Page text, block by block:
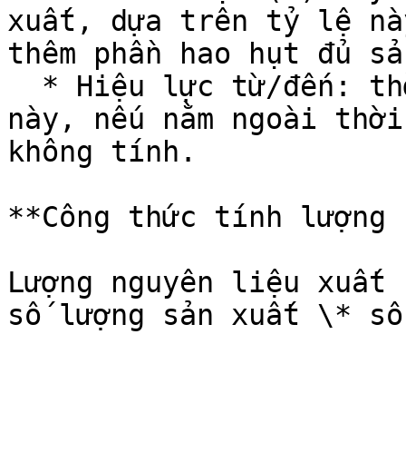
xuất, dựa trên tỷ lệ
thêm phần hao hụt đủ
này, nếu nằm ngoài
không tính.
**Công thức tính
Lượng nguyên liệu